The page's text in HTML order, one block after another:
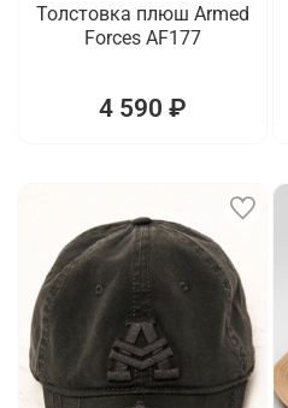
Толстовка плюш Armed
Forces AF177
4 590 ₽